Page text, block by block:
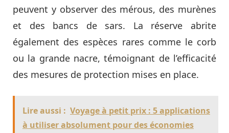
peuvent y observer des mérous, des murènes
et des bancs de sars. La réserve abrite
également des espèces rares comme le corb
ou la grande nacre, témoignant de l’efficacité
des mesures de protection mises en place.
Lire aussi : Voyage à petit prix : 5 applications
à utiliser absolument pour des économies